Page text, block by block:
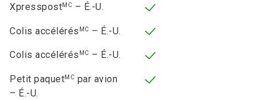
XpresspostMC – É.-U.
Colis accélérés MC – É.-U.
Colis accélérés MC – É.-U.
Petit paquetMC par avion
– É.-U.